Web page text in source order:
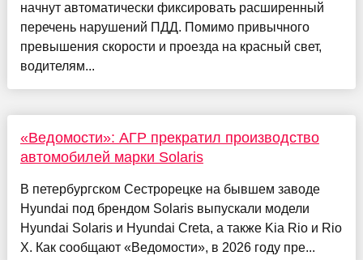
начнут автоматически фиксировать расширенный
перечень нарушений ПДД. Помимо привычного
превышения скорости и проезда на красный свет,
водителям...
«Ведомости»: АГР прекратил производство
автомобилей марки Solaris
В петербургском Сестрорецке на бывшем заводе
Hyundai под брендом Solaris выпускали модели
Hyundai Solaris и Hyundai Creta, а также Kia Rio и Rio
X. Как сообщают «Ведомости», в 2026 году пре...